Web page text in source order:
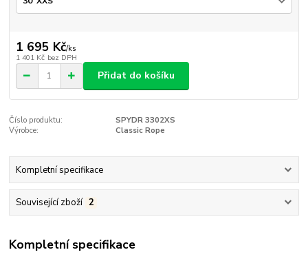
1 695 Kč/ks
1 401 Kč bez DPH
Přidat do košíku
Číslo produktu:
SPYDR 3302XS
Výrobce:
Classic Rope
Kompletní specifikace
Související zboží 2
Kompletní specifikace